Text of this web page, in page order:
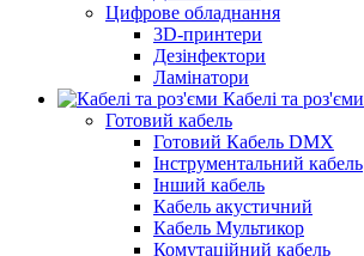
Цифрове обладнання
3D-принтери
Дезінфектори
Ламінатори
Кабелі та роз'єми
Готовий кабель
Готовий Кабель DMX
Інструментальний кабель
Інший кабель
Кабель акустичний
Кабель Мультикор
Комутаційний кабель